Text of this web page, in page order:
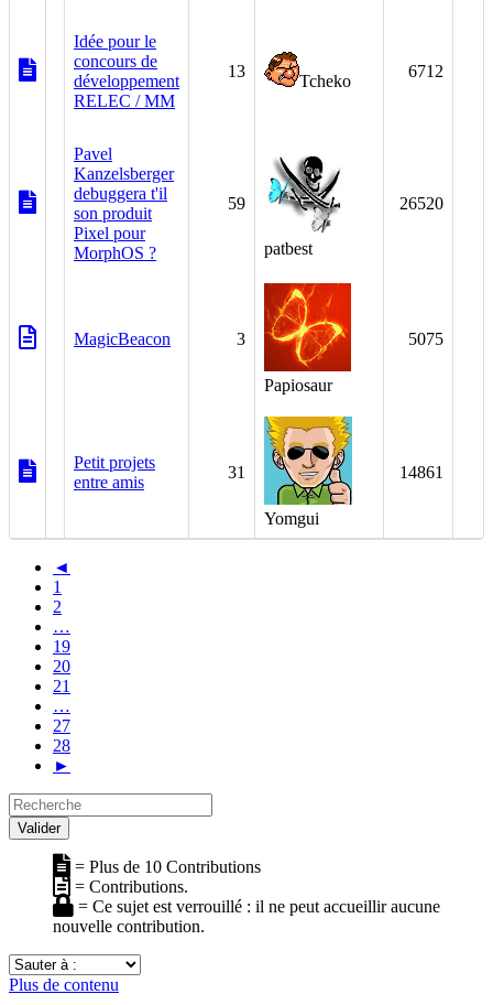
Idée pour le
concours de
développement
RELEC / MM
13
Tcheko
6712
Pavel
Kanzelsberger
debuggera t'il
son produit
Pixel pour
MorphOS ?
59
patbest
26520
MagicBeacon 3
Papiosaur
5075
Petit projets
entre amis
31
Yomgui
14861
◄
1
2
…
19
20
21
…
27
28
►
Recherche
Valider
= Plus de 10 Contributions
= Contributions.
= Ce sujet est verrouillé : il ne peut accueillir aucune
nouvelle contribution.
Sauter
à
Plus de contenu